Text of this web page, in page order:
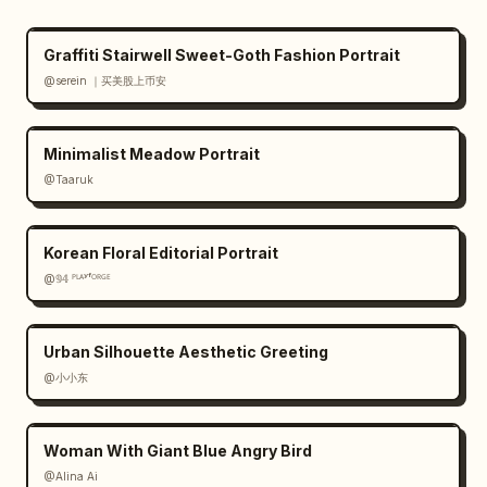
montanhas nevadas e etiquetas de logotipo
vermelho, com as manchetes “SUMMIT SUNDAYS”,
“PROTECT OUR PEAKS” e “EXPLORE. ENDURE.
REPEAT.”
Tipografia: Use sans-serif em negrito para
legendas e texto de interface, o estilo
autêntico do logotipo branco da marca e uma
serifa elegante em negrito para a linha de
campanha “Never Stop Exploring.”. Mantenha
todo o texto nítido e legível.
Estilo de imagem: Mockups de produtos
realistas e fotografia de estilo de vida
cinematográfica, fundos de montanhas nevadas,
Graffiti Stairwell Sweet-Goth Fashion Portrait
@serein ｜买美股上币安
Minimalist Meadow Portrait
@Taaruk
Korean Floral Editorial Portrait
@𝟡𝟜 ᴾᴸᴬʸᶠᴼᴿᴳᴱ
Urban Silhouette Aesthetic Greeting
@小小东
Woman With Giant Blue Angry Bird
@Alina Ai